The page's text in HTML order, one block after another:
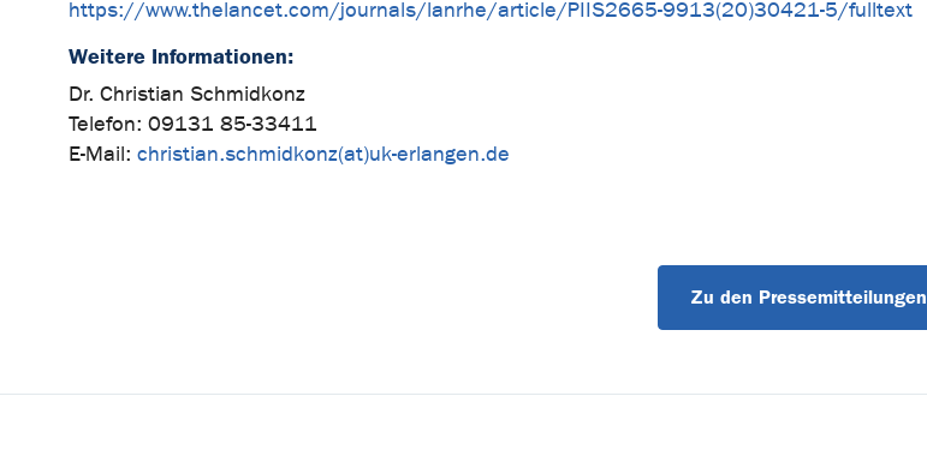
https://www.thelancet.com/journals/lanrhe/article/PIIS2665-9913(20)30421-5/fulltext
Weitere Informationen:
Dr. Christian Schmidkonz
Telefon: 09131 85-33411
E-Mail: christian.schmidkonz(at)uk-erlangen.de
Zu den Pressemitteilungen